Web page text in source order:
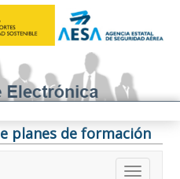
planes de formación